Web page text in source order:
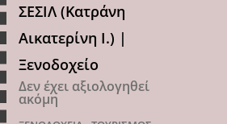
ΣΕΣΙΛ (Κατράνη
Αικατερίνη Ι.) |
Ξενοδοχείο
Δεν έχει αξιολογηθεί
ακόμη